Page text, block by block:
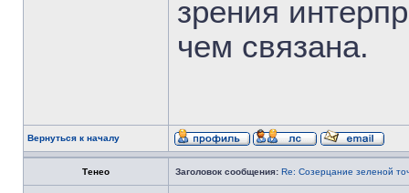
зрения
чем связана.
Вернуться к началу
Тенео Заголовок сообщения: Re: Созерцание зеленой